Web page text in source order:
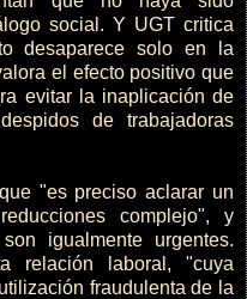
social. Y UGT critica
desaparece solo en la
el efecto positivo que
evitar la inaplicación de
de trabajadoras
"es preciso aclarar un
complejo", y
igualmente urgentes.
relación laboral, "cuya
fraudulenta de la